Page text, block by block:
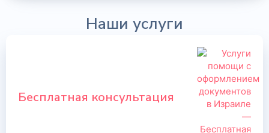
Наши услуги
Бесплатная консультация